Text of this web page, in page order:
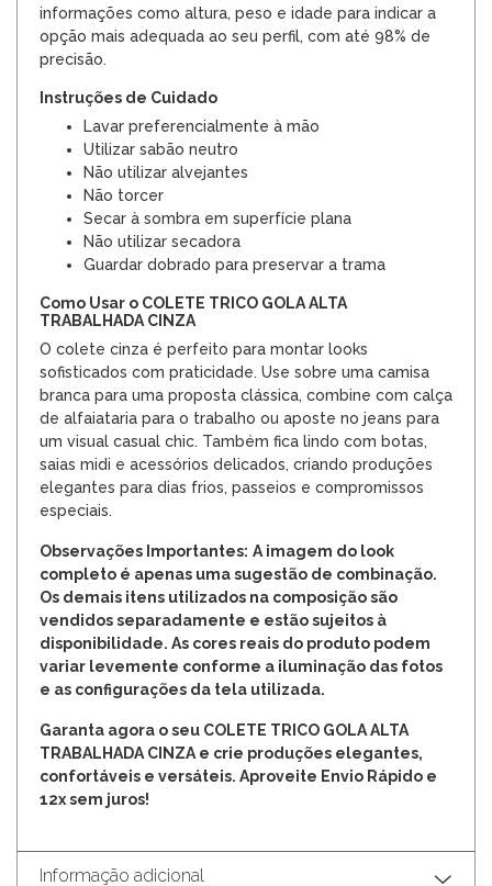
informações como altura, peso e idade para indicar a
opção mais adequada ao seu perfil, com até 98% de
precisão.
Instruções de Cuidado
Lavar preferencialmente à mão
Utilizar sabão neutro
Não utilizar alvejantes
Não torcer
Secar à sombra em superfície plana
Não utilizar secadora
Guardar dobrado para preservar a trama
Como Usar o COLETE TRICO GOLA ALTA
TRABALHADA CINZA
O colete cinza é perfeito para montar looks
sofisticados com praticidade. Use sobre uma camisa
branca para uma proposta clássica, combine com calça
de alfaiataria para o trabalho ou aposte no jeans para
um visual casual chic. Também fica lindo com botas,
saias midi e acessórios delicados, criando produções
elegantes para dias frios, passeios e compromissos
especiais.
Observações Importantes: A imagem do look
completo é apenas uma sugestão de combinação.
Os demais itens utilizados na composição são
vendidos separadamente e estão sujeitos à
disponibilidade. As cores reais do produto podem
variar levemente conforme a iluminação das fotos
e as configurações da tela utilizada.
Garanta agora o seu COLETE TRICO GOLA ALTA
TRABALHADA CINZA e crie produções elegantes,
confortáveis e versáteis. Aproveite Envio Rápido e
12x sem juros!
Informação adicional